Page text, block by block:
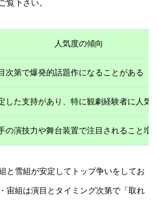
覧下さい。
人気度の傾向
次第で爆発的話題作になることがある
した支持があり、特に観劇経験者に人気
の演技力や舞台装置で注目されること増
と雪組が安定してトップ争いをしてお
宙組は演目とタイミング次第で「取れ